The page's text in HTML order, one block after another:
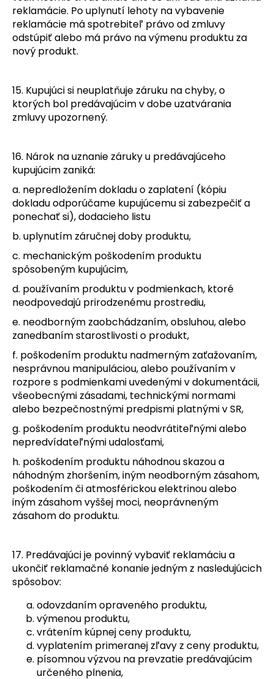
reklamácie. Po uplynutí lehoty na vybavenie
reklamácie má spotrebiteľ právo od zmluvy
odstúpiť alebo má právo na výmenu produktu za
nový produkt.
15. Kupujúci si neuplatňuje záruku na chyby, o
ktorých bol predávajúcim v dobe uzatvárania
zmluvy upozornený.
16. Nárok na uznanie záruky u predávajúceho
kupujúcim zaniká:
a. nepredložením dokladu o zaplatení (kópiu
dokladu odporúčame kupujúcemu si zabezpečiť a
ponechať si), dodacieho listu
b. uplynutím záručnej doby produktu,
c. mechanickým poškodením produktu
spôsobeným kupujúcim,
d. používaním produktu v podmienkach, ktoré
neodpovedajú prirodzenému prostrediu,
e. neodborným zaobchádzaním, obsluhou, alebo
zanedbaním starostlivosti o produkt,
f. poškodením produktu nadmerným zaťažovaním,
nesprávnou manipuláciou, alebo používaním v
rozpore s podmienkami uvedenými v dokumentácii,
všeobecnými zásadami, technickými normami
alebo bezpečnostnými predpismi platnými v SR,
g. poškodením produktu neodvrátiteľnými alebo
nepredvídateľnými udalosťami,
h. poškodením produktu náhodnou skazou a
náhodným zhoršením, iným neodborným zásahom,
poškodením či atmosférickou elektrinou alebo
iným zásahom vyššej moci, neoprávneným
zásahom do produktu.
17. Predávajúci je povinný vybaviť reklamáciu a
ukončiť reklamačné konanie jedným z nasledujúcich
spôsobov:
odovzdaním opraveného produktu,
výmenou produktu,
vrátením kúpnej ceny produktu,
vyplatením primeranej zľavy z ceny produktu,
písomnou výzvou na prevzatie predávajúcim
určeného plnenia,